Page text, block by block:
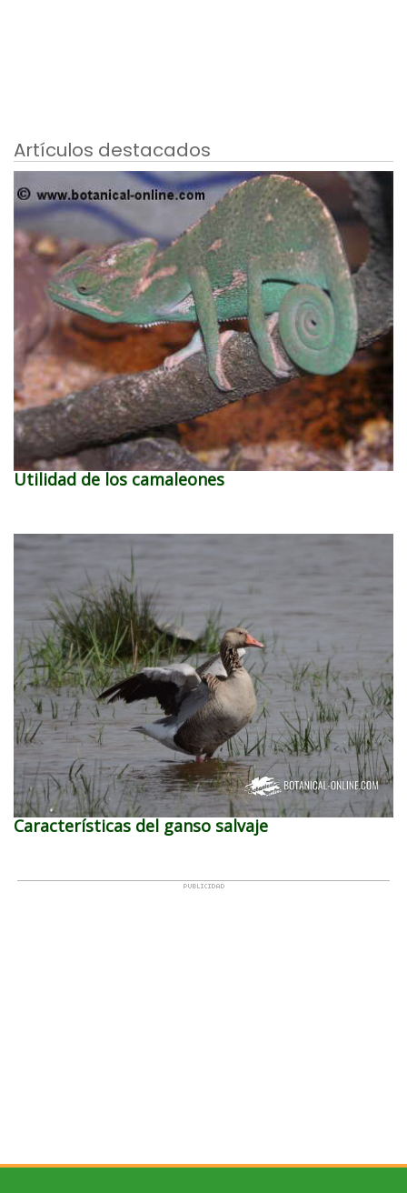
Artículos destacados
Utilidad de los camaleones
Características del ganso salvaje